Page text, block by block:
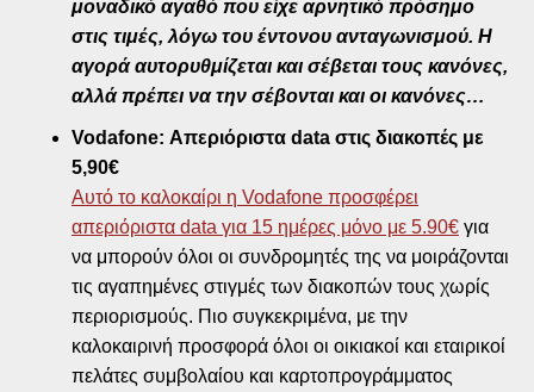
μοναδικό αγαθό που είχε αρνητικό πρόσημο
στις τιμές, λόγω του έντονου ανταγωνισμού. Η
αγορά αυτορυθμίζεται και σέβεται τους κανόνες,
αλλά πρέπει να την σέβονται και οι κανόνες…
Vodafone: Απεριόριστα data στις διακοπές με
5,90€
Αυτό το καλοκαίρι η Vodafone προσφέρει
απεριόριστα data για 15 ημέρες μόνο με 5.90€ για
να μπορούν όλοι οι συνδρομητές της να μοιράζονται
τις αγαπημένες στιγμές των διακοπών τους χωρίς
περιορισμούς. Πιο συγκεκριμένα, με την
καλοκαιρινή προσφορά όλοι οι οικιακοί και εταιρικοί
πελάτες συμβολαίου και καρτοπρογράμματος